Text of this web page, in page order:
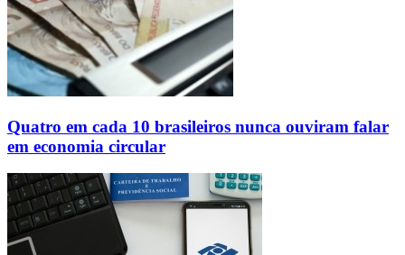
Quatro em cada 10 brasileiros nunca ouviram falar
em economia circular